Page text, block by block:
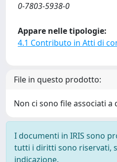
0-7803-5938-0
Appare nelle tipologie:
4.1 Contributo in Atti di
File in questo prodotto:
Non ci sono file associati
I documenti in IRIS sono
tutti i diritti sono riservati,
indicazione.